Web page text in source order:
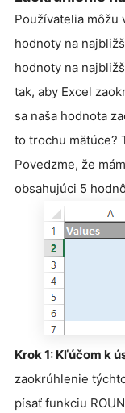
Používatelia môžu
hodnoty na
hodnoty na
tak, aby Excel
sa naša hodnota
to trochu mätúce?
Povedzme, že
obsahujúci 5
Krok 1: Kľúčom k
zaokrúhlenie
písať funkciu